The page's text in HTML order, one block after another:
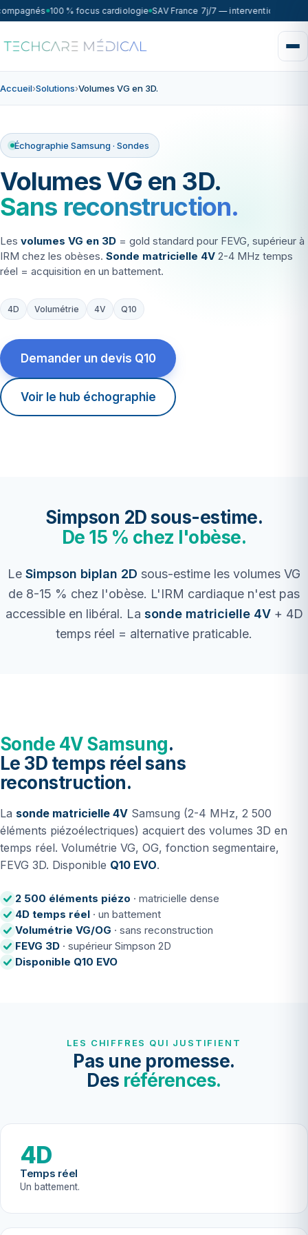
100 % focus cardiologie SAV France 7j/7 — intervention sous
Accueil›Solutions›Volumes VG en 3D.
Échographie Samsung · Sondes
Volumes VG en 3D.
Sans reconstruction.
Les volumes VG en 3D = gold standard pour FEVG, supérieur à
IRM chez les obèses. Sonde matricielle 4V 2-4 MHz temps
réel = acquisition en un battement.
4D Volumétrie 4V Q10
Demander un devis Q10
Voir le hub échographie
Simpson 2D sous-estime.
De 15 % chez l'obèse.
Le Simpson biplan 2D sous-estime les volumes VG
de 8-15 % chez l'obèse. L'IRM cardiaque n'est pas
accessible en libéral. La sonde matricielle 4V+ 4D
temps réel = alternative praticable.
Sonde 4V Samsung.
Le 3D temps réel sans
reconstruction.
La sonde matricielle 4V Samsung (2-4 MHz, 2 500
éléments piézoélectriques) acquiert des volumes 3D en
temps réel. Volumétrie VG, OG, fonction segmentaire,
FEVG 3D. Disponible Q10 EVO.
2 500 éléments piézo · matricielle dense
4D temps réel · un battement
Volumétrie VG/OG · sans reconstruction
FEVG 3D · supérieur Simpson 2D
Disponible Q10 EVO
LES CHIFFRES QUI JUSTIFIENT
Pas une promesse.
Des références.
4D
Temps réel
Un battement.